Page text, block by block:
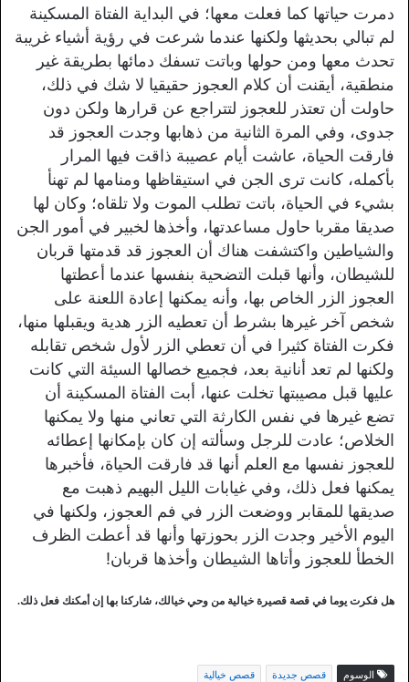
دمرت حياتها كما فعلت معها؛ في البداية الفتاة المسكينة
لم تبالي بحديثها ولكنها عندما شرعت في رؤية أشياء غريبة
تحدث معها ومن حولها وباتت تسفك دمائها بطريقة غير
منطقية، أيقنت أن كلام العجوز حقيقيا لا شك في ذلك،
حاولت أن تعتذر للعجوز لتتراجع عن قرارها ولكن دون
جدوى، وفي المرة الثانية من ذهابها وجدت العجوز قد
فارقت الحياة، عاشت أيام عصيبة ذاقت فيها المرار
بأكمله، كانت ترى الجن في استيقاظها ومنامها لم تهنأ
بشيء في الحياة، باتت تطلب الموت ولا تلقاه؛ وكان لها
صديقا مقربا حاول مساعدتها، وأخذها لخبير في أمور الجن
والشياطين واكتشفت هناك أن العجوز قد قدمتها قربان
للشيطان، وأنها قبلت التضحية بنفسها عندما أعطتها
العجوز الزر الخاص بها، وأنه يمكنها إعادة اللعنة على
شخص آخر غيرها بشرط أن تعطيه الزر هدية ويقبلها منها،
فكرت الفتاة كثيرا في أن تعطي الزر لأول شخص تقابله
ولكنها لم تعد أنانية بعد، فجميع خصالها السيئة التي كانت
عليها قبل مصيبتها تخلت عنها، أبت الفتاة المسكينة أن
تضع غيرها في نفس الكارثة التي تعاني منها ولا يمكنها
الخلاص؛ عادت للرجل وسألته إن كان بإمكانها إعطائه
للعجوز نفسها مع العلم أنها قد فارقت الحياة، فأخبرها
يمكنها فعل ذلك، وفي غيابات الليل البهيم ذهبت مع
صديقها للمقابر ووضعت الزر في فم العجوز، ولكنها في
اليوم الأخير وجدت الزر بحوزتها وأنها قد أعطت الظرف
الخطأ للعجوز وأتاها الشيطان وأخذها قربان!
هل فكرت يوما في قصة قصيرة خيالية من وحي خيالك، شاركنا بها إن أمكنك فعل ذلك.
الوسوم قصص جديدة قصص خيالية